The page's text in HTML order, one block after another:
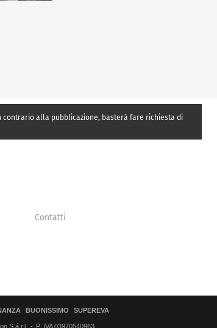
contrario alla pubblicazione, basterà fare richiesta di
Contatti
BUONISSIMO SUPEREVA
S.á r.l. P. IVA 03970540963